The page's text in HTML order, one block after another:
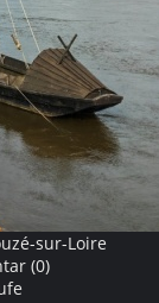
sur-Loire
(0)